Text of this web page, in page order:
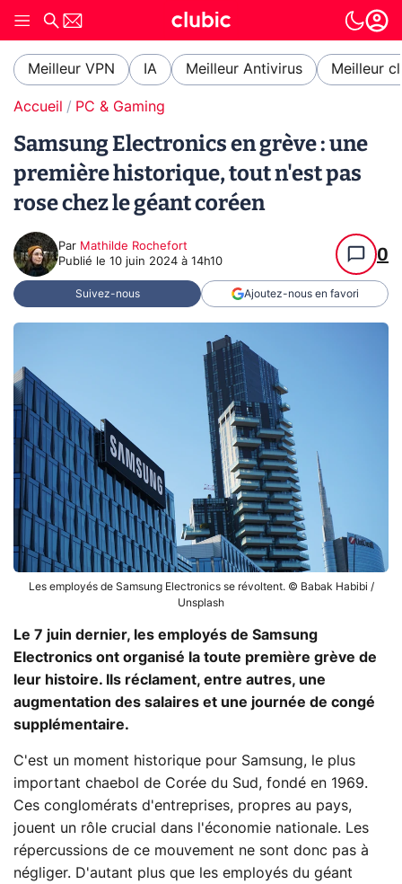
Meilleur VPN IA Meilleur Antivirus Meilleur
Accueil PC & Gaming
Samsung Electronics en grève : une
première historique, tout n'est pas
rose chez le géant coréen
Par Mathilde Rochefort
Publié le 10 juin 2024 à 14h10 0
Suivez-nous Ajoutez-nous en favori
Les employés de Samsung Electronics se révoltent. © Babak Habibi /
Unsplash
Le 7 juin dernier, les employés de Samsung
Electronics ont organisé la toute première grève de
leur histoire. Ils réclament, entre autres, une
augmentation des salaires et une journée de congé
supplémentaire.
C'est un moment historique pour Samsung, le plus
important chaebol de Corée du Sud, fondé en 1969.
Ces conglomérats d'entreprises, propres au pays,
jouent un rôle crucial dans l'économie nationale. Les
répercussions de ce mouvement ne sont donc pas à
négliger. D'autant plus que les employés du géant